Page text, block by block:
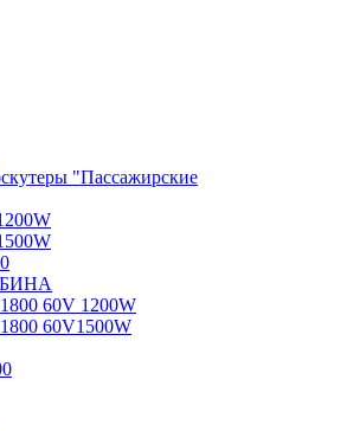
"Пассажирские
60V 1200W
60V1500W